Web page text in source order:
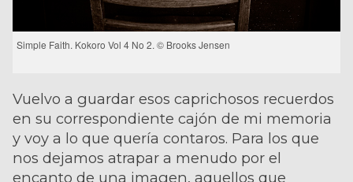
Simple Faith. Kokoro Vol 4 No 2. © Brooks Jensen
Vuelvo a guardar esos caprichosos recuerdos
en su correspondiente cajón de mi memoria
y voy a lo que quería contaros. Para los que
nos dejamos atrapar a menudo por el
encanto de una imagen, aquellos que